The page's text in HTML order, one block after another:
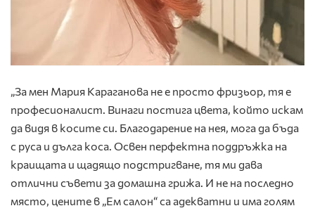
„За мен Мария Караганова не е просто фризьор, тя е
професионалист. Винаги постига цвета, който искам
да видя в косите си. Благодарение на нея, мога да бъда
с руса и дълга коса. Освен перфектна поддръжка на
краищата и щадящо подстригване, тя ми дава
отлични съвети за домашна грижа. И не на последно
място, цените в „Ем салон“ са адекватни и има голям